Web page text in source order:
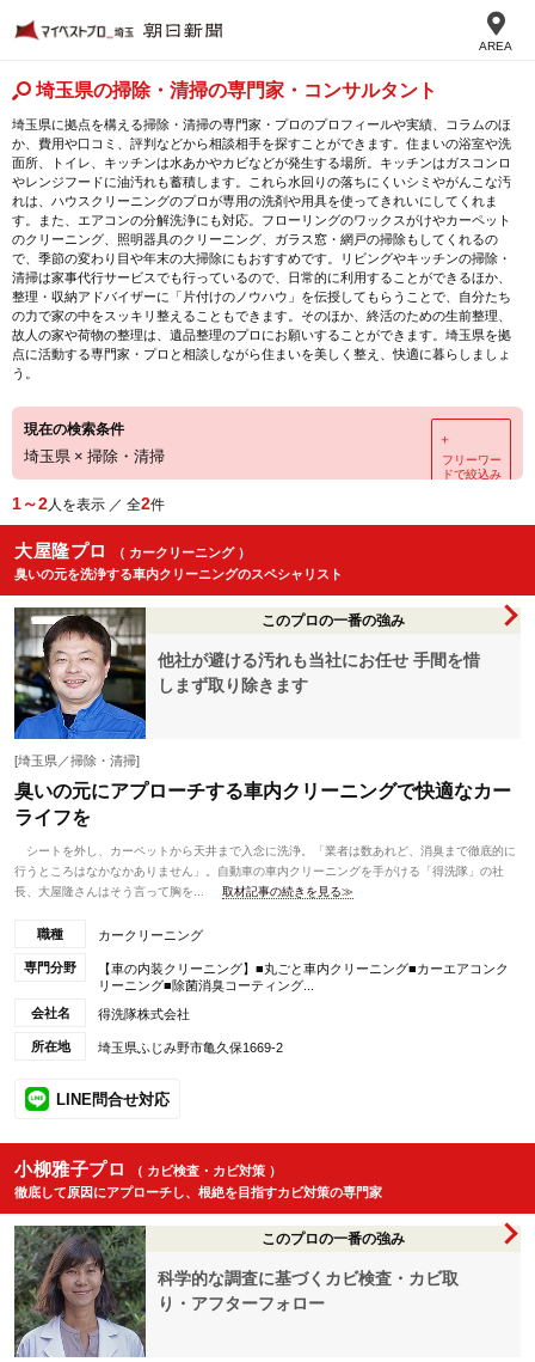
AREA
埼玉県の掃除・清掃の専門家・コンサルタント
埼玉県に拠点を構える掃除・清掃の専門家・プロのプロフィールや実績、コラムのほ
か、費用や口コミ、評判などから相談相手を探すことができます。住まいの浴室や洗
面所、トイレ、キッチンは水あかやカビなどが発生する場所。キッチンはガスコンロ
やレンジフードに油汚れも蓄積します。これら水回りの落ちにくいシミやがんこな汚
れは、ハウスクリーニングのプロが専用の洗剤や用具を使ってきれいにしてくれま
す。また、エアコンの分解洗浄にも対応。フローリングのワックスがけやカーペット
のクリーニング、照明器具のクリーニング、ガラス窓・網戸の掃除もしてくれるの
で、季節の変わり目や年末の大掃除にもおすすめです。リビングやキッチンの掃除・
清掃は家事代行サービスでも行っているので、日常的に利用することができるほか、
整理・収納アドバイザーに「片付けのノウハウ」を伝授してもらうことで、自分たち
の力で家の中をスッキリ整えることもできます。そのほか、終活のための生前整理、
故人の家や荷物の整理は、遺品整理のプロにお願いすることができます。埼玉県を拠
点に活動する専門家・プロと相談しながら住まいを美しく整え、快適に暮らしましょ
う。
現在の検索条件
埼玉県 × 掃除・清掃
＋
フリーワー
ドで絞込み
1～2人を表示 ／ 全2件
大屋隆プロ
（ カークリーニング ）
臭いの元を洗浄する車内クリーニングのスペシャリスト
このプロの一番の強み
他社が避ける汚れも当社にお任せ 手間を惜
しまず取り除きます
[埼玉県／掃除・清掃]
臭いの元にアプローチする車内クリーニングで快適なカー
ライフを
シートを外し、カーペットから天井まで入念に洗浄。「業者は数あれど、消臭まで徹底的に
行うところはなかなかありません」。自動車の車内クリーニングを手がける「得洗隊」の社
長、大屋隆さんはそう言って胸を...
取材記事の続きを見る≫
職種 カークリーニング
専門分野
【車の内装クリーニング】■丸ごと車内クリーニング■カーエアコンク
リーニング■除菌消臭コーティング...
会社名
得洗隊株式会社
所在地 埼玉県ふじみ野市亀久保1669-2
LINE問合せ対応
小柳雅子プロ
（ カビ検査・カビ対策 ）
徹底して原因にアプローチし、根絶を目指すカビ対策の専門家
このプロの一番の強み
科学的な調査に基づくカビ検査・カビ取
り・アフターフォロー